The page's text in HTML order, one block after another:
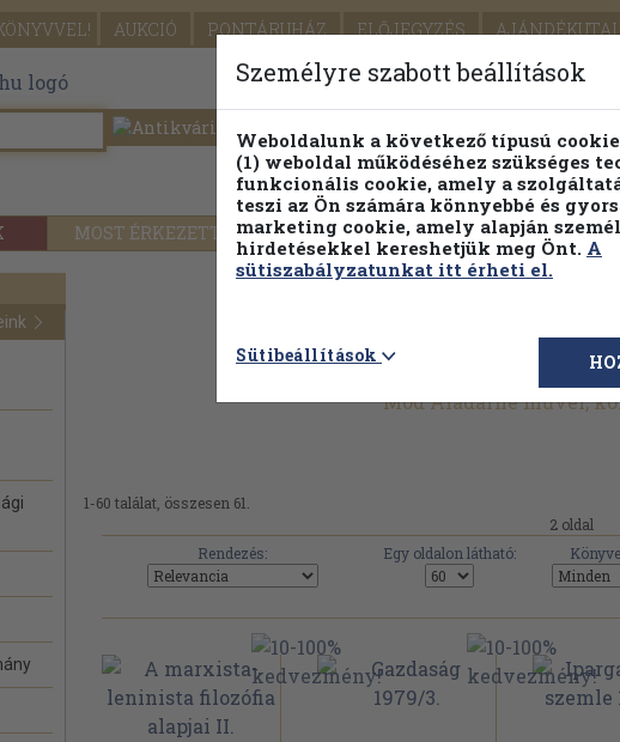
AUKCIÓ PONTÁRUHÁZ ELŐJEGYZÉS
MOST ÉRKEZETT PILLANATNYI ÁRAINK
Részletes kereső
Mód Aladárné művei,
1-60 találat, összesen 61.
2 oldal
Rendezés:
Egy oldalon látható:
Személyre szabott beállítások
Weboldalunk a következő típusú
(1) weboldal működéséhez szükséges
funkcionális cookie, amely a
teszi az Ön számára könnyebbé és
marketing cookie, amely alapján
hirdetésekkel kereshetjük meg Önt. A
sütiszabályzatunkat itt érheti el.
Sütibeállítások